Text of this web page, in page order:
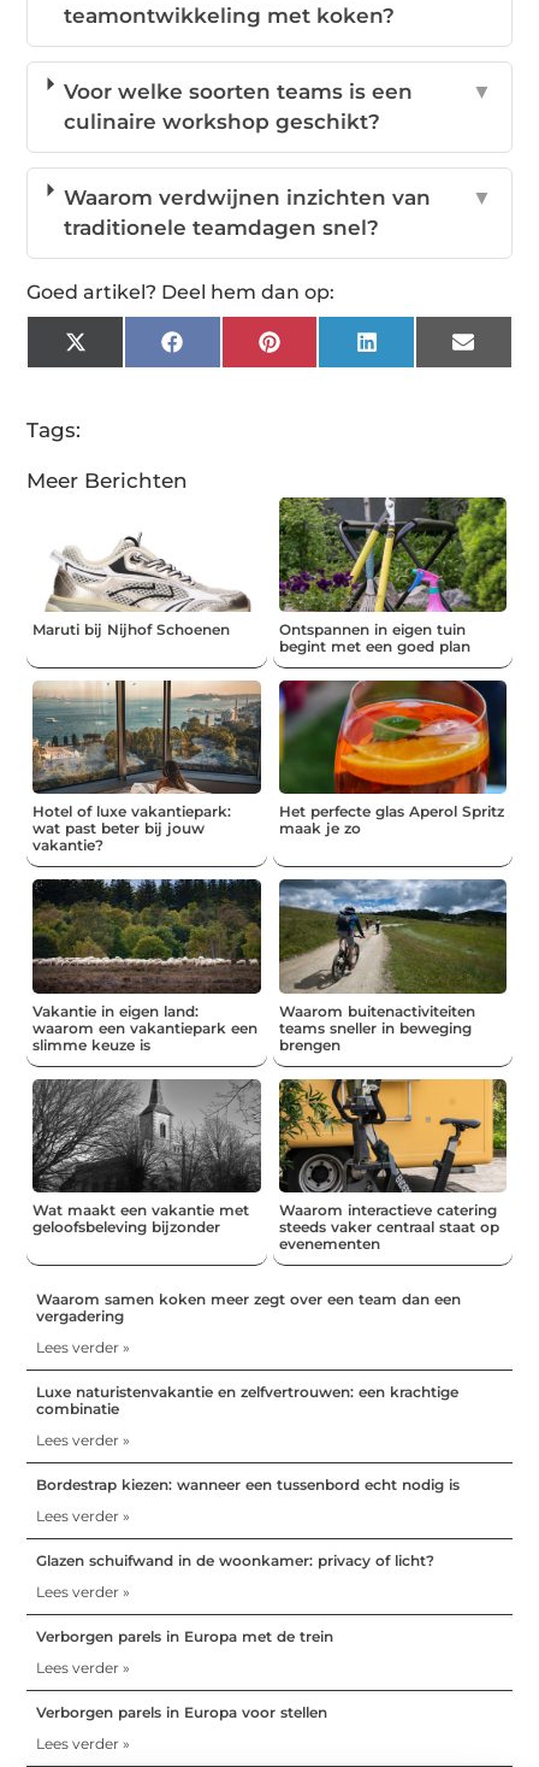
teamontwikkeling met koken?
Voor welke soorten teams is een
culinaire workshop geschikt?
▼
Waarom verdwijnen inzichten van
traditionele teamdagen snel?
▼
Goed artikel? Deel hem dan op:
X
(Twitter)
FacebookPinterestLinkedInEmail
Tags:
Meer Berichten
Maruti bij Nijhof Schoenen
Ontspannen in eigen tuin
begint met een goed plan
Hotel of luxe vakantiepark:
wat past beter bij jouw
vakantie?
Het perfecte glas Aperol Spritz
maak je zo
Vakantie in eigen land:
waarom een vakantiepark een
slimme keuze is
Waarom buitenactiviteiten
teams sneller in beweging
brengen
Wat maakt een vakantie met
geloofsbeleving bijzonder
Waarom interactieve catering
steeds vaker centraal staat op
evenementen
Waarom samen koken meer zegt over een team dan een
vergadering
Lees verder »
Luxe naturistenvakantie en zelfvertrouwen: een krachtige
combinatie
Lees verder »
Bordestrap kiezen: wanneer een tussenbord echt nodig is
Lees verder »
Glazen schuifwand in de woonkamer: privacy of licht?
Lees verder »
Verborgen parels in Europa met de trein
Lees verder »
Verborgen parels in Europa voor stellen
Lees verder »